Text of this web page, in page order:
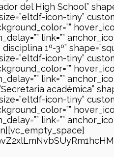
del High School”
icon-tiny”
link=””
1º-3º”
icon-tiny”
link=””
académica”
icon-tiny”
link=””